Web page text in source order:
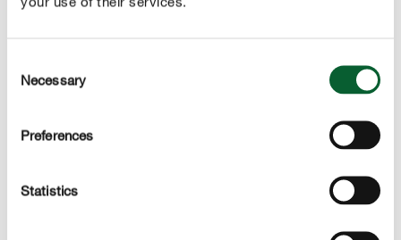
Selection
Necessary
Preferences
Statistics